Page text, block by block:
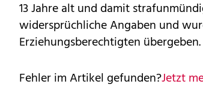
13 Jahre alt und damit
widersprüchliche Angaben und
Erziehungsberechtigten übergeben.
Fehler im Artikel gefunden?Jetzt